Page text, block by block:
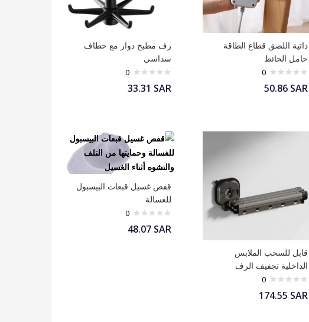
ذاتية اللصق قطاع الطاقة
حامل الحائط
0
50.86 SAR
رف مطبخ دوار مع خطاف
سداسي
0
33.31 SAR
قابل للسحب الملابس
الداخلية تجفيف الرف
0
174.55 SAR
قفص غسيل قبعات البيسبول
للغسالة
0
48.07 SAR